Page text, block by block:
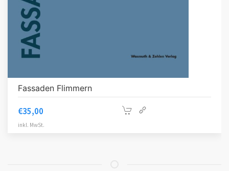
Fassaden Flimmern
€35,00
inkl. MwSt.